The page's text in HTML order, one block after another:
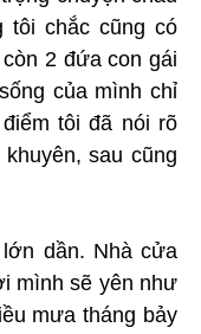
tôi chắc cũng có
2 đứa con gái
của mình chỉ
tôi đã nói rõ
sau cũng
dần. Nhà cửa
mình sẽ yên như
mưa tháng bảy